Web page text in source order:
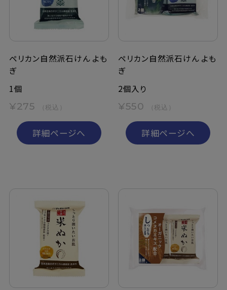
定期購入
よくあるご質問
利用規約
ペリカン自然派石けん よも
ぎ
1個
¥275 （税込）
詳細ページへ
ペリカン自然派石けん よも
ぎ
2個入り
¥550 （税込）
詳細ページへ